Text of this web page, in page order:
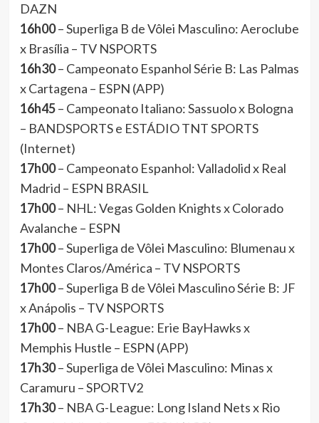
DAZN
16h00– Superliga B de Vôlei Masculino: Aeroclube
x Brasília – TV NSPORTS
16h30– Campeonato Espanhol Série B: Las Palmas
x Cartagena – ESPN (APP)
16h45– Campeonato Italiano: Sassuolo x Bologna
– BANDSPORTS e ESTÁDIO TNT SPORTS
(Internet)
17h00– Campeonato Espanhol: Valladolid x Real
Madrid – ESPN BRASIL
17h00– NHL: Vegas Golden Knights x Colorado
Avalanche – ESPN
17h00– Superliga de Vôlei Masculino: Blumenau x
Montes Claros/América – TV NSPORTS
17h00– Superliga B de Vôlei Masculino Série B: JF
x Anápolis – TV NSPORTS
17h00– NBA G-League: Erie BayHawks x
Memphis Hustle – ESPN (APP)
17h30– Superliga de Vôlei Masculino: Minas x
Caramuru – SPORTV2
17h30– NBA G-League: Long Island Nets x Rio